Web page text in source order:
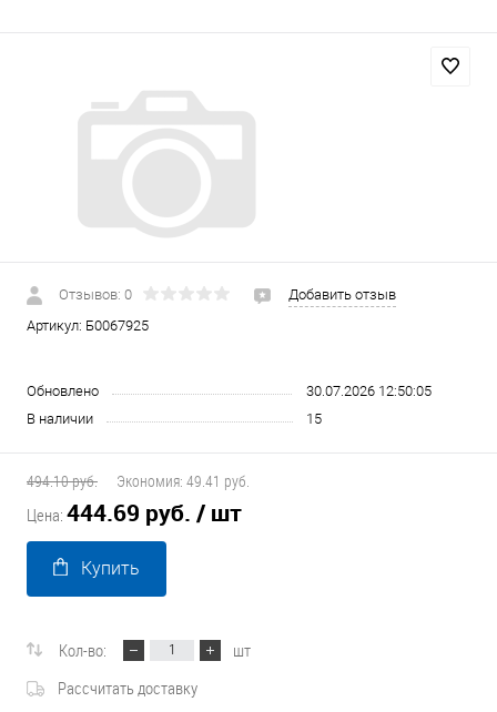
Отзывов: 0
Добавить отзыв
Артикул: Б0067925
Обновлено
30.07.2026 12:50:05
В наличии
15
494.10 руб. Экономия: 49.41 руб.
Цена: 444.69 руб. / шт
Купить
Кол-во:
шт
Рассчитать доставку